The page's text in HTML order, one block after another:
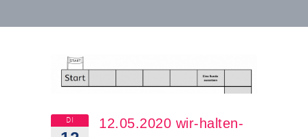
DI
12.05.2020 wir-halten-